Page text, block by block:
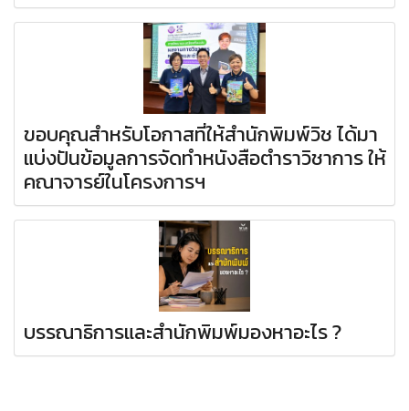
ขอบคุณสำหรับโอกาสที่ให้สำนักพิมพ์วิช ได้มา
แบ่งปันข้อมูลการจัดทำหนังสือตำราวิชาการ ให้
คณาจารย์ในโครงการฯ
บรรณาธิการและสำนักพิมพ์มองหาอะไร ?